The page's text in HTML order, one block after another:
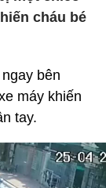
cháu bé
bên
máy khiến
tay.